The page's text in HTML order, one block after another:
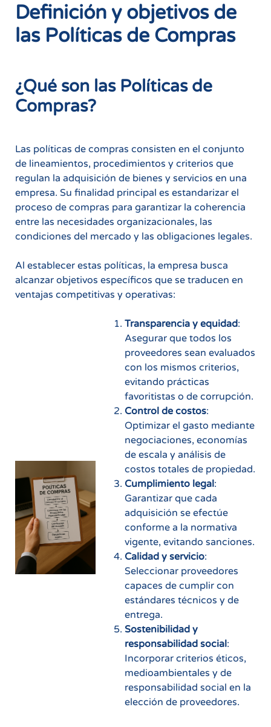
Definición y objetivos de
las Políticas de Compras
¿Qué son las Políticas de
Compras?
Las políticas de compras consisten en el conjunto
de lineamientos, procedimientos y criterios que
regulan la adquisición de bienes y servicios en una
empresa. Su finalidad principal es estandarizar el
proceso de compras para garantizar la coherencia
entre las necesidades organizacionales, las
condiciones del mercado y las obligaciones legales.
Al establecer estas políticas, la empresa busca
alcanzar objetivos específicos que se traducen en
ventajas competitivas y operativas:
Transparencia y equidad:
Asegurar que todos los
proveedores sean evaluados
con los mismos criterios,
evitando prácticas
favoritistas o de corrupción.
Control de costos:
Optimizar el gasto mediante
negociaciones, economías
de escala y análisis de
costos totales de propiedad.
Cumplimiento legal:
Garantizar que cada
adquisición se efectúe
conforme a la normativa
vigente, evitando sanciones.
Calidad y servicio:
Seleccionar proveedores
capaces de cumplir con
estándares técnicos y de
entrega.
Sostenibilidad y
responsabilidad social:
Incorporar criterios éticos,
medioambientales y de
responsabilidad social en la
elección de proveedores.